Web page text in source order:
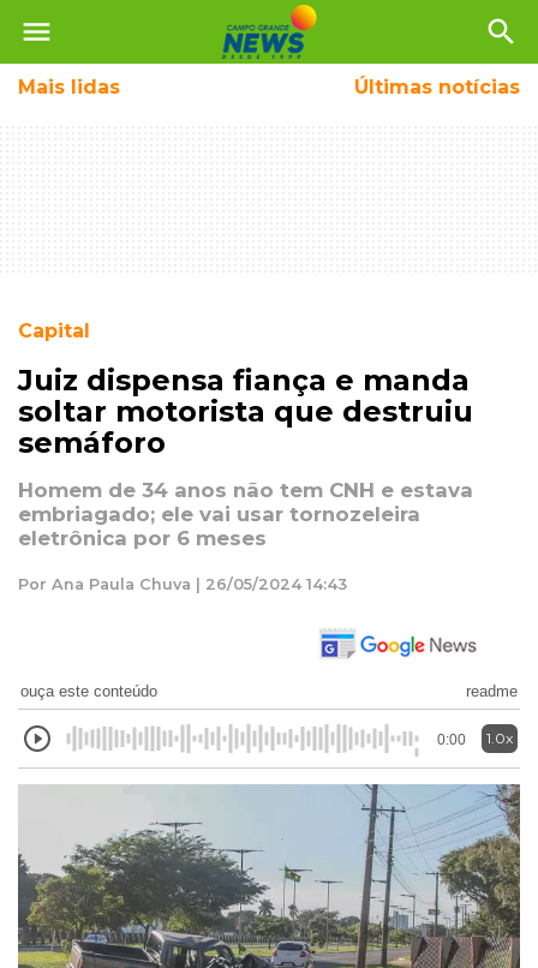
menu search
Mais lidas Últimas notícias
Capital
Juiz dispensa fiança e manda
soltar motorista que destruiu
semáforo
Homem de 34 anos não tem CNH e estava
embriagado; ele vai usar tornozeleira
eletrônica por 6 meses
Por Ana Paula Chuva | 26/05/2024 14:43
ouça este conteúdo readme
0:00 1.0x